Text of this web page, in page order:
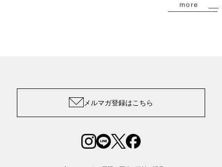
more
メルマガ登録はこちら